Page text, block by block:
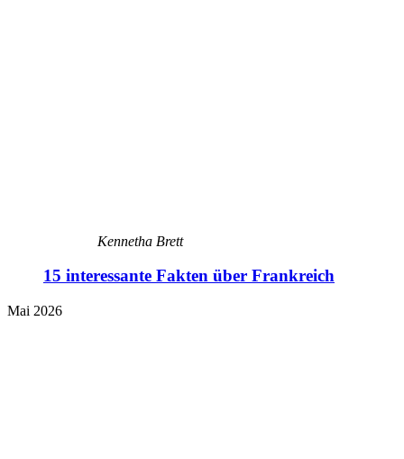
Kennetha Brett
15 interessante Fakten über Frankreich
Mai 2026